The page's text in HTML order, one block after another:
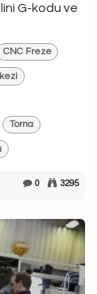
G-kodu ve
CNC Freze
Torna
0 3295